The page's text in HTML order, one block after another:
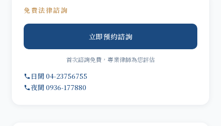
免費法律諮詢
立即預約諮詢
首次諮詢免費，專業律師為您評估
日間 04-23756755
夜間 0936-177880